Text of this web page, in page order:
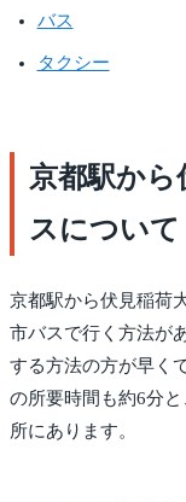
バス
タクシー
京都駅から
スについて
京都駅から伏見稲荷
市バスで行く方法が
する方法の方が早く
の所要時間も約6分
所にあります。